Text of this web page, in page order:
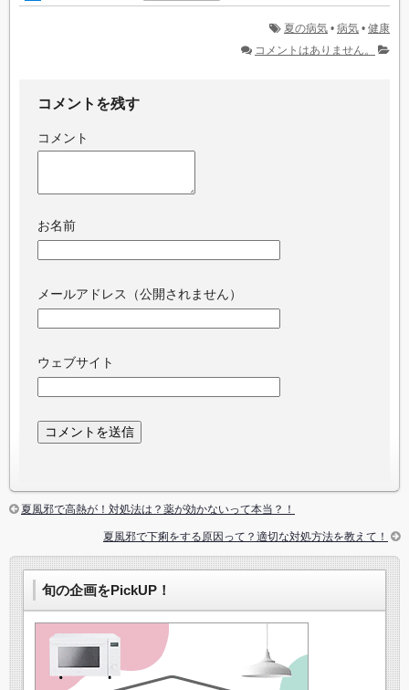
夏の病気 • 病気 • 健康
コメントはありません。
コメントを残す
コメント
お名前
メールアドレス（公開されません）
ウェブサイト
夏風邪で高熱が！対処法は？薬が効かないって本当？！
夏風邪で下痢をする原因って？適切な対処方法を教えて！
旬の企画をPickUP！